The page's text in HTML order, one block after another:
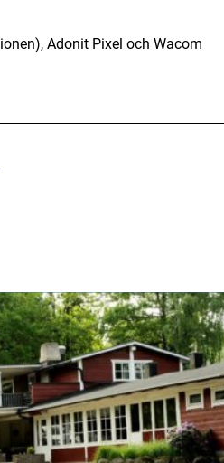
Adonit Pixel och Wacom